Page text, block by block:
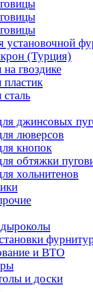
установочной
(Турция)
на гвоздике
пластик
сталь
джинсовых
люверсов
кнопок
обтяжки
хольнитенов
и ВТО
и доски